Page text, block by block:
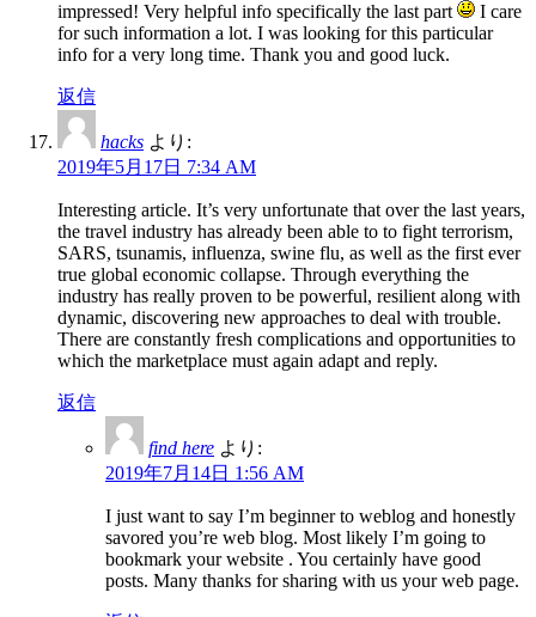
impressed! Very helpful info specifically the last part
I care
for such information a lot. I was looking for this particular
info for a very long time. Thank you and good luck.
返信
hacks より:
2019年5月17日 7:34 AM
Interesting article. It’s very unfortunate that over the last years,
the travel industry has already been able to to fight terrorism,
SARS, tsunamis, influenza, swine flu, as well as the first ever
true global economic collapse. Through everything the
industry has really proven to be powerful, resilient along with
dynamic, discovering new approaches to deal with trouble.
There are constantly fresh complications and opportunities to
which the marketplace must again adapt and reply.
返信
find here より:
2019年7月14日 1:56 AM
I just want to say I’m beginner to weblog and honestly
savored you’re web blog. Most likely I’m going to
bookmark your website . You certainly have good
posts. Many thanks for sharing with us your web page.